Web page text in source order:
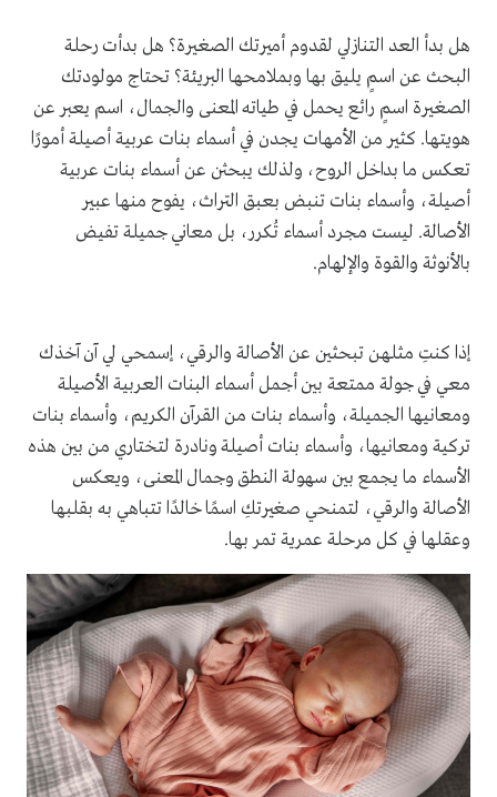
هل بدأ العد التنازلي لقدوم أميرتك الصغيرة؟ هل بدأت رحلة
البحث عن اسمٍ يليق بها وبملامحها البريئة؟ تحتاج مولودتك
الصغيرة اسمٍ رائع يحمل في طياته المعنى والجمال، اسم يعبر عن
هويتها. كثير من الأمهات يجدن في أسماء بنات عربية أصيلة أمورًا
تعكس ما بداخل الروح، ولذلك يبحثن عن أسماء بنات عربية
أصيلة، وأسماء بنات تنبض بعبق التراث، يفوح منها عبير
الأصالة. ليست مجرد أسماء تُكرر، بل معاني جميلة تفيض
بالأنوثة والقوة والإلهام.
إذا كنتِ مثلهن تبحثين عن الأصالة والرقي، إسمحي لي آن آخذك
معي في جولة ممتعة بين أجمل أسماء البنات العربية الأصيلة
ومعانيها الجميلة، وأسماء بنات من القرآن الكريم، وأسماء بنات
تركية ومعانيها، وأسماء بنات أصيلة ونادرة لتختاري من بين هذه
الأسماء ما يجمع بين سهولة النطق وجمال المعنى، ويعكس
الأصالة والرقي، لتمنحي صغيرتكِ اسمًا خالدًا تتباهي به بقلبها
وعقلها في كل مرحلة عمرية تمر بها.